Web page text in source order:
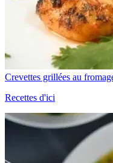
Crevettes grillées au
Recettes d'ici